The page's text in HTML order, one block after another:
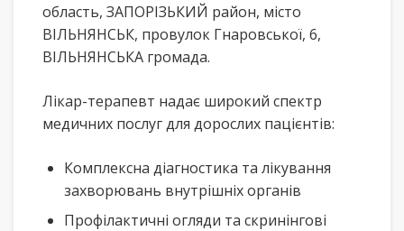
область, ЗАПОРІЗЬКИЙ район, місто
ВІЛЬНЯНСЬК, провулок Гнаровської, 6,
ВІЛЬНЯНСЬКА громада.
Лікар-терапевт надає широкий спектр
медичних послуг для дорослих пацієнтів:
Комплексна діагностика та лікування
захворювань внутрішніх органів
Профілактичні огляди та скринінгові